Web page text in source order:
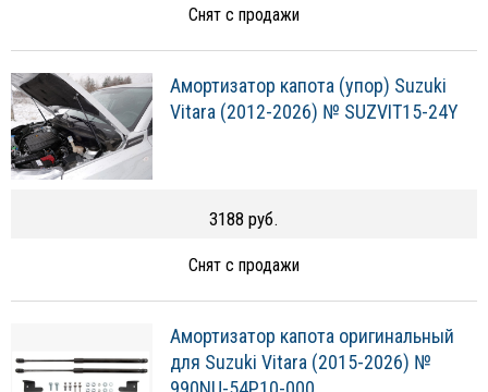
Снят с продажи
Амортизатор капота (упор) Suzuki
Vitara (2012-2026) № SUZVIT15-24Y
3188 руб.
Снят с продажи
Амортизатор капота оригинальный
для Suzuki Vitara (2015-2026) №